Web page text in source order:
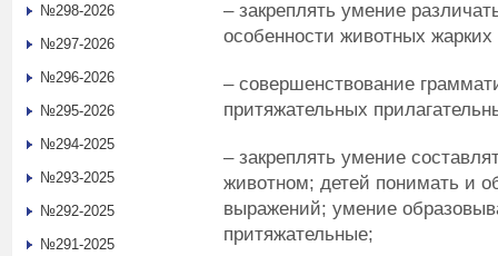
– закреплять умение
особенности животных жарких
– совершенствование
притяжательных
– закреплять умение
животном; детей понимать и
выражений; умение
притяжательные;
№298-2026
№297-2026
№296-2026
№295-2026
№294-2025
№293-2025
№292-2025
№291-2025